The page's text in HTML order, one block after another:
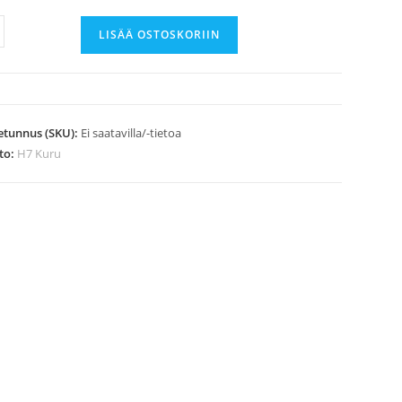
LISÄÄ OSTOSKORIIN
(SKU): Ei saatavilla/-tietoa
H7 Kuru